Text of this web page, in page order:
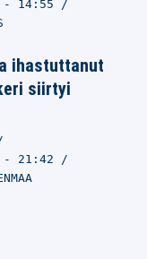
- 14:55
ihastuttanut
siirtyi
- 21:42